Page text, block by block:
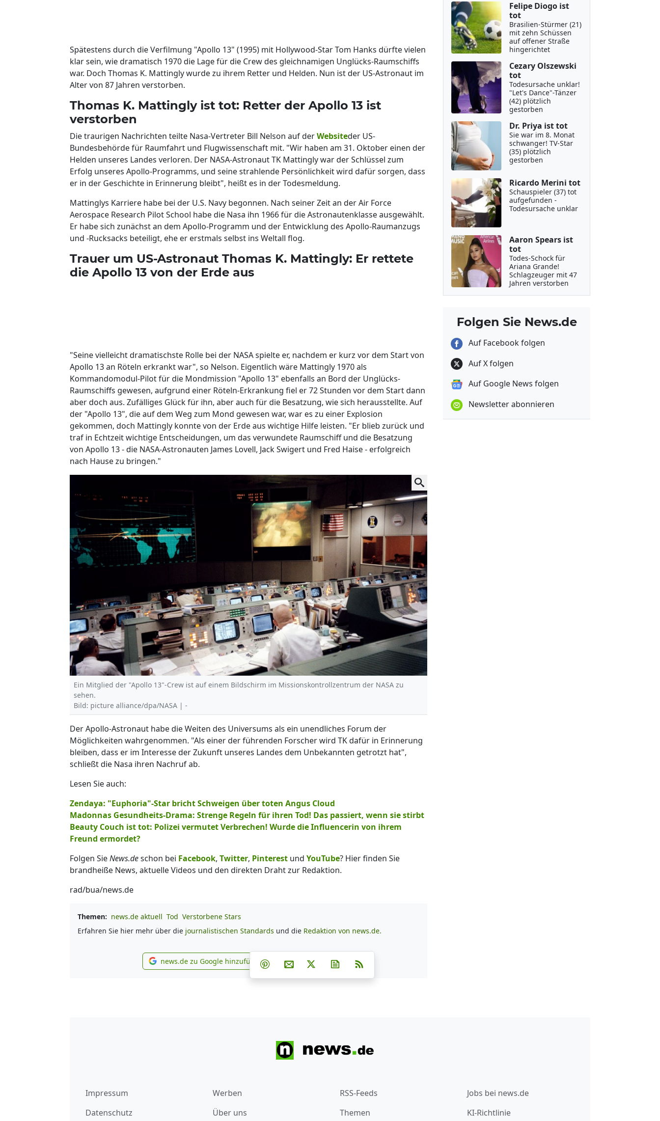
Spätestens durch die Verfilmung "Apollo 13" (1995) mit Hollywood-Star Tom Hanks dürfte vielen
klar sein, wie dramatisch 1970 die Lage für die Crew des gleichnamigen Unglücks-Raumschiffs
war. Doch Thomas K. Mattingly wurde zu ihrem Retter und Helden. Nun ist der US-Astronaut im
Alter von 87 Jahren verstorben.
Thomas K. Mattingly ist tot: Retter der Apollo 13 ist
verstorben
Die traurigen Nachrichten teilte Nasa-Vertreter Bill Nelson auf derWebsiteder US-
Bundesbehörde für Raumfahrt und Flugwissenschaft mit. "Wir haben am 31. Oktober einen der
Helden unseres Landes verloren. Der NASA-Astronaut TK Mattingly war der Schlüssel zum
Erfolg unseres Apollo-Programms, und seine strahlende Persönlichkeit wird dafür sorgen, dass
er in der Geschichte in Erinnerung bleibt", heißt es in der Todesmeldung.
Mattinglys Karriere habe bei der U.S. Navy begonnen. Nach seiner Zeit an der Air Force
Aerospace Research Pilot School habe die Nasa ihn 1966 für die Astronautenklasse ausgewählt.
Er habe sich zunächst an dem Apollo-Programm und der Entwicklung des Apollo-Raumanzugs
und -Rucksacks beteiligt, ehe er erstmals selbst ins Weltall flog.
Trauer um US-Astronaut Thomas K. Mattingly: Er rettete
die Apollo 13 von der Erde aus
"Seine vielleicht dramatischste Rolle bei der NASA spielte er, nachdem er kurz vor dem Start von
Apollo 13 an Röteln erkrankt war", so Nelson. Eigentlich wäre Mattingly 1970 als
Kommandomodul-Pilot für die Mondmission "Apollo 13" ebenfalls an Bord der Unglücks-
Raumschiffs gewesen, aufgrund einer Röteln-Erkrankung fiel er 72 Stunden vor dem Start dann
aber doch aus. Zufälliges Glück für ihn, aber auch für die Besatzung, wie sich herausstellte. Auf
der "Apollo 13", die auf dem Weg zum Mond gewesen war, war es zu einer Explosion
gekommen, doch Mattingly konnte von der Erde aus wichtige Hilfe leisten. "Er blieb zurück und
traf in Echtzeit wichtige Entscheidungen, um das verwundete Raumschiff und die Besatzung
von Apollo 13 - die NASA-Astronauten James Lovell, Jack Swigert und Fred Haise - erfolgreich
nach Hause zu bringen."
Ein Mitglied der "Apollo 13"-Crew ist auf einem Bildschirm im Missionskontrollzentrum der NASA zu
sehen.
Bild: picture alliance/dpa/NASA | -
Der Apollo-Astronaut habe die Weiten des Universums als ein unendliches Forum der
Möglichkeiten wahrgenommen. "Als einer der führenden Forscher wird TK dafür in Erinnerung
bleiben, dass er im Interesse der Zukunft unseres Landes dem Unbekannten getrotzt hat",
schließt die Nasa ihren Nachruf ab.
Lesen Sie auch:
Zendaya: "Euphoria"-Star bricht Schweigen über toten Angus Cloud
Madonnas Gesundheits-Drama: Strenge Regeln für ihren Tod! Das passiert, wenn sie stirbt
Beauty Couch ist tot: Polizei vermutet Verbrechen! Wurde die Influencerin von ihrem
Freund ermordet?
Folgen SieNews.deschon bei Facebook, Twitter, Pinterest und YouTube? Hier finden Sie
brandheiße News, aktuelle Videos und den direkten Draht zur Redaktion.
rad/bua/news.de
Themen: news.de aktuell Tod Verstorbene Stars
Erfahren Sie hier mehr über die journalistischen Standards und die Redaktion von news.de.
news.de zu Google hinzufügen
news.de zu Google hinzufügen Teilen auf Facebook
Teilen auf Whatsapp
Teilen auf Telegram
Teilen auf Pinterest
Per E-Mail teilen
Post auf XNewsletter abonnieren
Felipe Diogo ist
tot
Brasilien-Stürmer (21)
mit zehn Schüssen
auf offener Straße
hingerichtet
Cezary Olszewski
tot
Todesursache unklar!
"Let's Dance"-Tänzer
(42) plötzlich
gestorben
Dr. Priya ist tot
Sie war im 8. Monat
schwanger! TV-Star
(35) plötzlich
gestorben
Ricardo Merini tot
Schauspieler (37) tot
aufgefunden -
Todesursache unklar
Aaron Spears ist
tot
Todes-Schock für
Ariana Grande!
Schlagzeuger mit 47
Jahren verstorben
Folgen Sie News.de
Auf Facebook folgen
Auf X folgen
Auf Google News folgen
Newsletter abonnieren
Impressum
Datenschutz
Werben
Über uns
RSS-Feeds
Themen
Jobs bei news.de
KI-Richtlinie